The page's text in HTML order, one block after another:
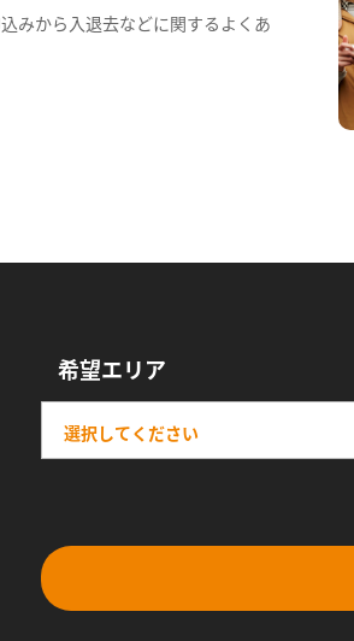
みから入退去などに関するよくあ
希望エリア